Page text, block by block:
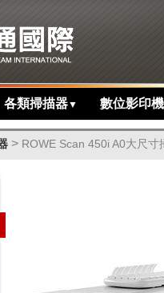
各類掃描器▼ 數位影印機
> ROWE Scan 450i A0大尺寸